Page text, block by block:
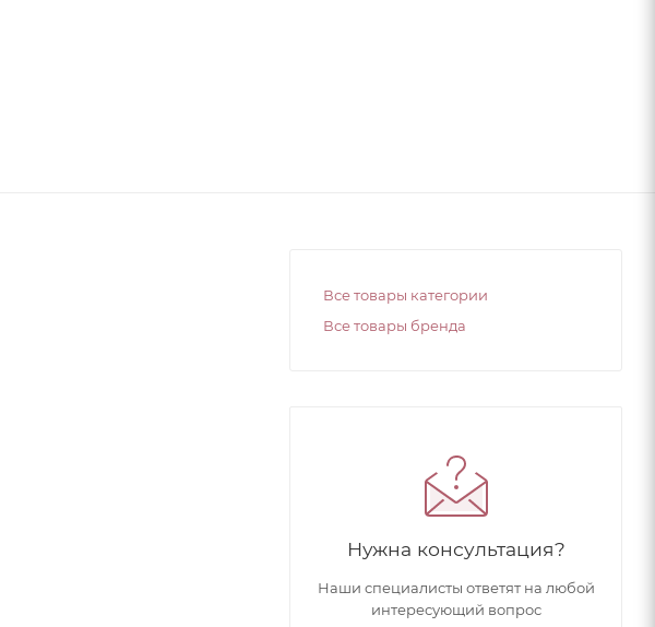
Все товары категории
Все товары бренда
Нужна консультация?
Наши специалисты ответят на любой
интересующий вопрос